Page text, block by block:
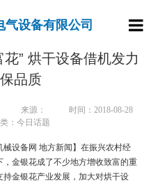
首页
气设备有限公司
” 烘干设备借机发力
保品质
来源：
时间：2018-08-28
：今日话题
械设备网 地方新闻】在振兴农村经
金银花成了不少地方增收致富的重
金银花产业发展，加大对烘干设